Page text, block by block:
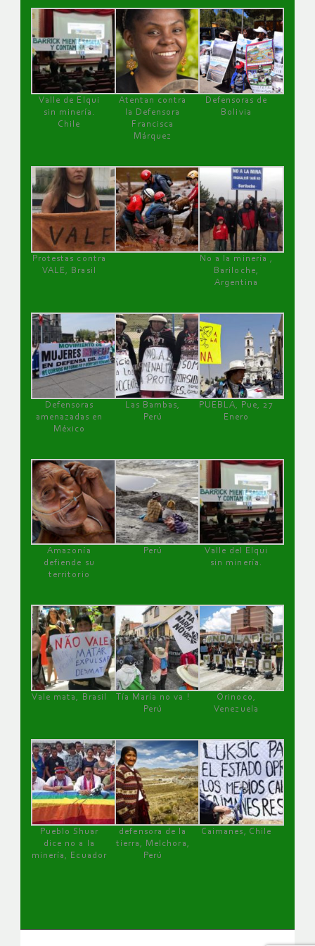
Valle de Elqui
sin minería.
Chile
Atentan contra
la Defensora
Francisca
Márquez
Defensoras de
Bolivia
Protestas contra
VALE, Brasil
No a la minería ,
Bariloche,
Argentina
Defensoras
amenazadas en
México
Las Bambas,
Perú
PUEBLA, Pue, 27
Enero
Amazonía
defiende su
territorio
Perú
Valle del Elqui
sin minería.
Vale mata, Brasil
Tía María no va !
Perú
Orinoco,
Venezuela
Pueblo Shuar
dice no a la
minería, Ecuador
defensora de la
tierra, Melchora,
Perú
Caimanes, Chile